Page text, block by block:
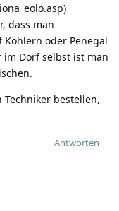
)
dass man
oder Penegal
Dorf selbst ist man
Techniker bestellen,
Antworten